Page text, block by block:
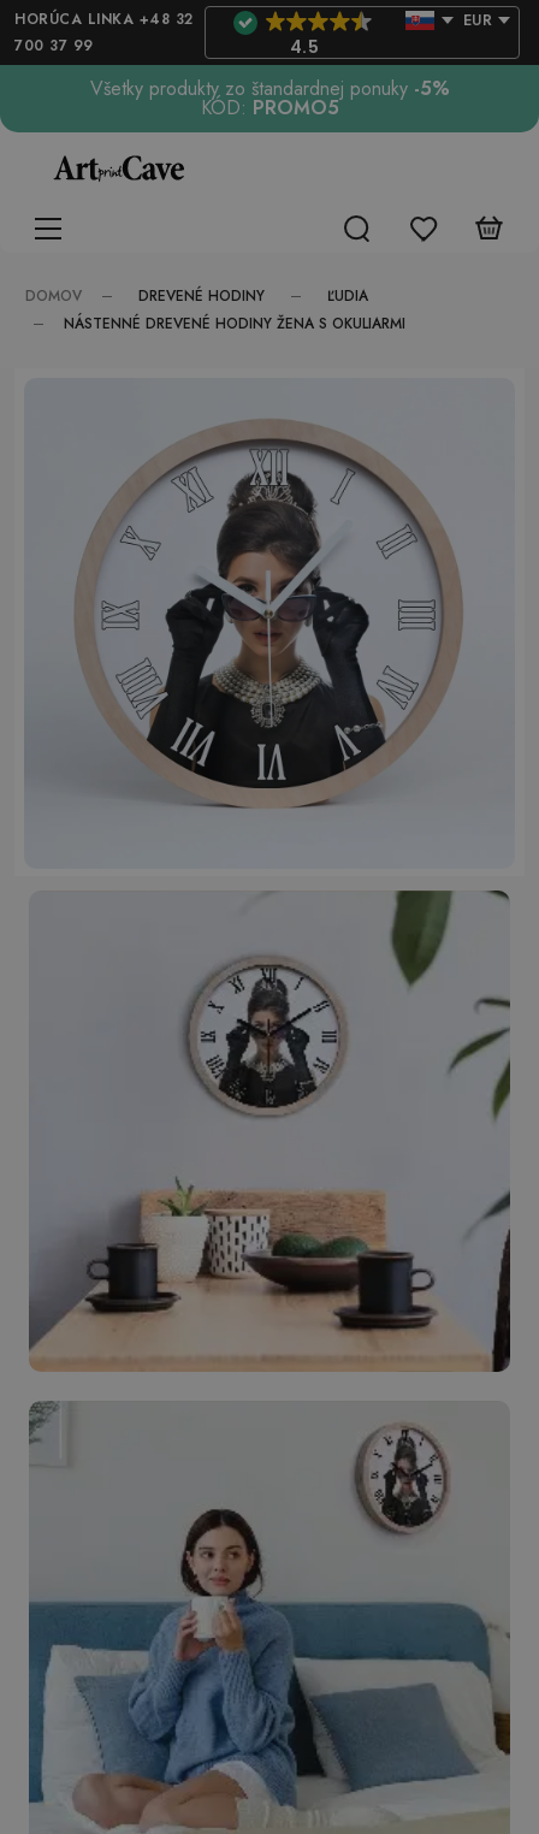
HORÚCA LINKA +48 32
700 37 99
4.5
EUR
Všetky produkty zo štandardnej ponuky -5%
KÓD: PROMO5
DOMOV DREVENÉ HODINY
ĽUDIA
NÁSTENNÉ DREVENÉ HODINY ŽENA S OKULIARMI